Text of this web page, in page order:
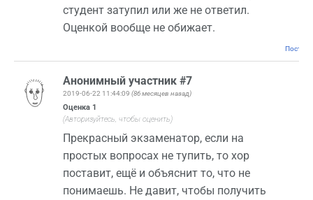
студент затупил или же не ответил.
Оценкой вообще не обижает.
Анонимный участник #7
2019-06-22 11:44:09 (86 месяцев назад)
Оценка 1
(Авторизуйтесь, чтобы оценить)
Прекрасный экзаменатор, если на
простых вопросах не тупить, то хор
поставит, ещё и объяснит то, что не
понимаешь. Не давит, чтобы получить